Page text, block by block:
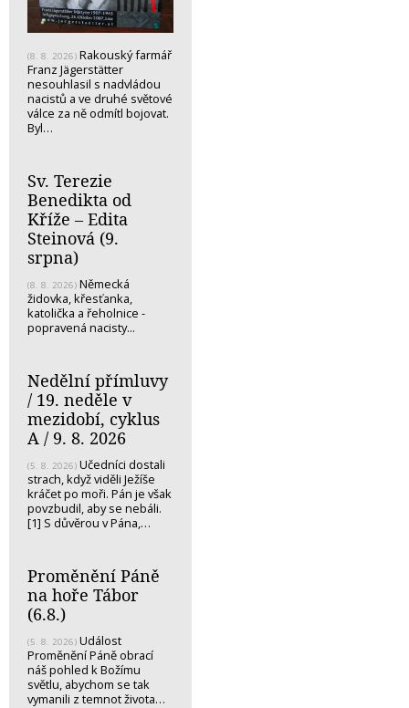
(8. 8. 2026) Rakouský farmář
Franz Jägerstätter
nesouhlasil s nadvládou
nacistů a ve druhé světové
válce za ně odmítl bojovat.
Byl…
Sv. Terezie
Benedikta od
Kříže – Edita
Steinová (9.
srpna)
(8. 8. 2026) Německá
židovka, křesťanka,
katolička a řeholnice -
popravená nacisty...
Nedělní přímluvy
/ 19. neděle v
mezidobí, cyklus
A / 9. 8. 2026
(5. 8. 2026) Učedníci dostali
strach, když viděli Ježíše
kráčet po moři. Pán je však
povzbudil, aby se nebáli.
[1] S důvěrou v Pána,…
Proměnění Páně
na hoře Tábor
(6.8.)
(5. 8. 2026) Událost
Proměnění Páně obrací
náš pohled k Božímu
světlu, abychom se tak
vymanili z temnot života…